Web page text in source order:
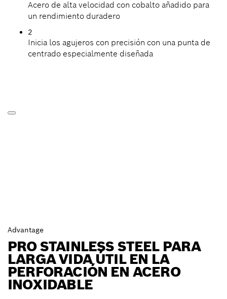
Acero de alta velocidad con cobalto añadido para
un rendimiento duradero
2
Inicia los agujeros con precisión con una punta de
centrado especialmente diseñada
Advantage
PRO STAINLESS STEEL PARA
LARGA VIDA ÚTIL EN LA
PERFORACIÓN EN ACERO
INOXIDABLE